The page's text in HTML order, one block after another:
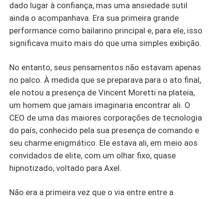
dado lugar à confiança, mas uma ansiedade sutil
ainda o acompanhava. Era sua primeira grande
performance como bailarino principal e, para ele, isso
significava muito mais do que uma simples exibição.
No entanto, seus pensamentos não estavam apenas
no palco. À medida que se preparava para o ato final,
ele notou a presença de Vincent Moretti na plateia,
um homem que jamais imaginaria encontrar ali. O
CEO de uma das maiores corporações de tecnologia
do país, conhecido pela sua presença de comando e
seu charme enigmático. Ele estava ali, em meio aos
convidados de elite, com um olhar fixo, quase
hipnotizado, voltado para Axel.
Não era a primeira vez que o via entre entre a